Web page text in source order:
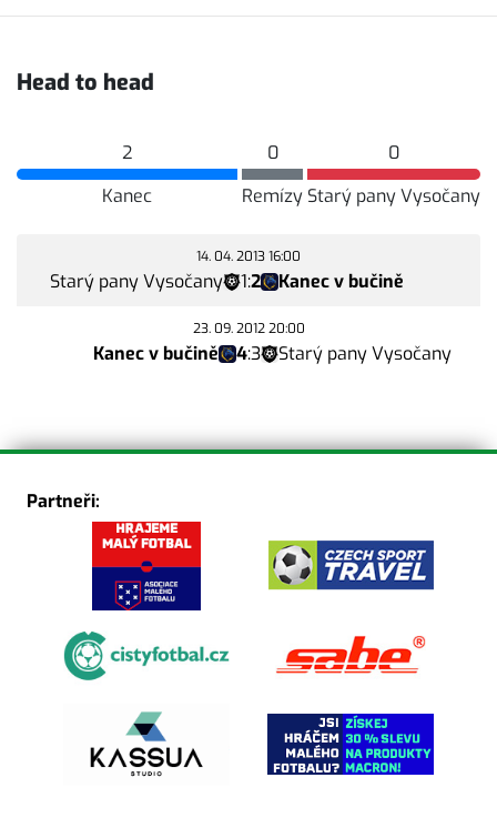
Head to head
2
Kanec
0
Remízy
0
Starý pany Vysočany
14. 04. 2013 16:00
Starý pany Vysočany 1:2 Kanec v bučině
23. 09. 2012 20:00
Kanec v bučině 4:3 Starý pany Vysočany
Partneři: